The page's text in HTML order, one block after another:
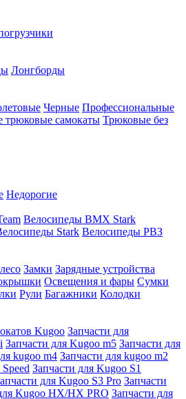
Лонгборды
Черные Профессиональные
трюковые самокаты Трюковые без
Недорогие
Велосипеды BMX Stark
Stark Велосипеды РВЗ
Замки Зарядные устройства
Освещения и фары Сумки
Рули Багажники Колодки
Kugoo Запчасти для
Запчасти для Kugoo m5 Запчасти для
kugoo m4 Запчасти для kugoo m2
Запчасти для Kugoo S1
для Kugoo S3 Pro Запчасти
Kugoo HX/HX PRO Запчасти для